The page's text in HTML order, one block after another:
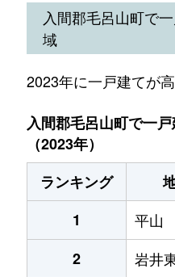
入間郡毛呂山町で
域
2023年に一戸建てが
入間郡毛呂山町で一
（2023年）
ランキング
1
平山
2
岩井